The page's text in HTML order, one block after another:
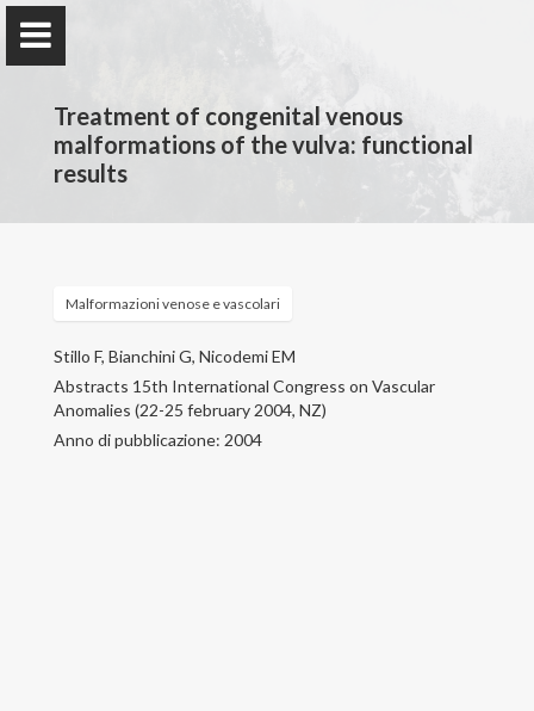
Francesco Stillo
Home
Attività professionale
Attività scientifica
Treatment of congenital venous
malformations of the vulva: functional
results
Malformazioni venose e vascolari
Stillo F, Bianchini G, Nicodemi EM
Abstracts 15th International Congress on Vascular
Anomalies (22-25 february 2004, NZ)
Anno di pubblicazione: 2004